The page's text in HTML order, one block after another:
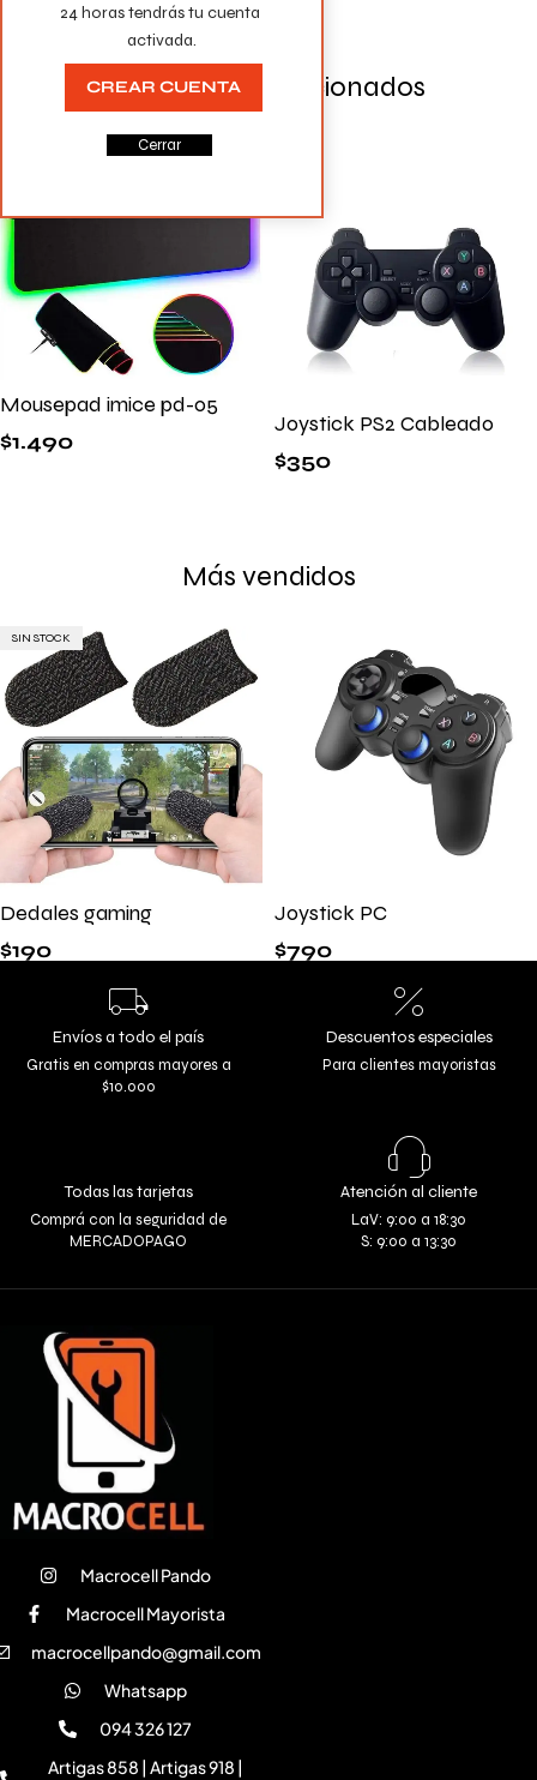
Productos Relacionados
Mousepad imice pd-05
$1.490
Joystick PS2 Cableado
$350
Más vendidos
SIN STOCK
Dedales gaming
$190
Joystick PC
$790
Envíos a todo el país
Gratis en compras mayores a
$10.000
Descuentos especiales
Para clientes mayoristas
Todas las tarjetas
Comprá con la seguridad de
MERCADOPAGO
Atención al cliente
LaV: 9:00 a 18:30
S: 9:00 a 13:30
Macrocell Pando
Macrocell Mayorista
macrocellpando@gmail.com
Whatsapp
094 326 127
Artigas 858 | Artigas 918 |
24 horas tendrás tu cuenta
activada.
CREAR CUENTA
Cerrar